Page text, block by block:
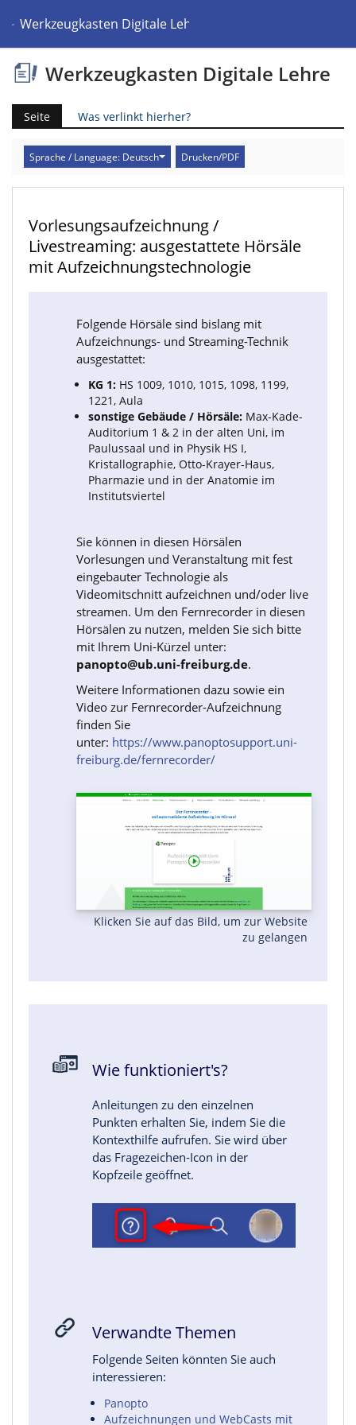
Werkzeugkasten Digitale Lehre
Werkzeugkasten Digitale Lehre
Seite Was verlinkt hierher?
Sprache / Language: Deutsch Drucken/PDF
Vorlesungsaufzeichnung /
Livestreaming: ausgestattete Hörsäle
mit Aufzeichnungstechnologie
Folgende Hörsäle sind bislang mit
Aufzeichnungs- und Streaming-Technik
ausgestattet:
KG 1: HS 1009, 1010, 1015, 1098, 1199,
1221, Aula
sonstige Gebäude / Hörsäle: Max-Kade-
Auditorium 1 & 2 in der alten Uni, im
Paulussaal und in Physik HS I,
Kristallographie, Otto-Krayer-Haus,
Pharmazie und in der Anatomie im
Institutsviertel
Sie können in diesen Hörsälen
Vorlesungen und Veranstaltung mit fest
eingebauter Technologie als
Videomitschnitt aufzeichnen und/oder live
streamen. Um den Fernrecorder in diesen
Hörsälen zu nutzen, melden Sie sich bitte
mit Ihrem Uni-Kürzel unter:
panopto@ub.uni-freiburg.de.
Weitere Informationen dazu sowie ein
Video zur Fernrecorder-Aufzeichnung
finden Sie
unter: https://www.panoptosupport.uni-
freiburg.de/fernrecorder/
Klicken Sie auf das Bild, um zur Website
zu gelangen
Wie funktioniert's?
Anleitungen zu den einzelnen
Punkten erhalten Sie, indem Sie die
Kontexthilfe aufrufen. Sie wird über
das Fragezeichen-Icon in der
Kopfzeile geöffnet.
Verwandte Themen
Folgende Seiten könnten Sie auch
interessieren:
Panopto
Aufzeichnungen und WebCasts mit